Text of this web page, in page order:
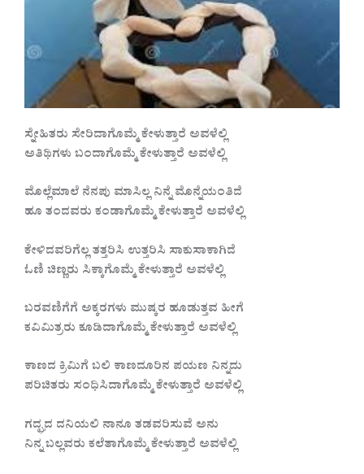
ಸ್ನೇಹಿತರು ಸೇರಿದಾಗೊಮ್ಮೆ ಕೇಳುತ್ತಾರೆ ಅವಳೆಲ್ಲಿ
ಅತಿಥಿಗಳು ಬಂದಾಗೊಮ್ಮೆ ಕೇಳುತ್ತಾರೆ ಅವಳೆಲ್ಲಿ
ಮೊಲ್ಲೆಮಾಲೆ ನೆನಪು ಮಾಸಿಲ್ಲ ನಿನ್ನೆ ಮೊನ್ನೆಯಂತಿದೆ
ಹೂ ತಂದವರು ಕಂಡಾಗೊಮ್ಮೆ ಕೇಳುತ್ತಾರೆ ಅವಳೆಲ್ಲಿ
ಕೇಳಿದವರಿಗೆಲ್ಲ ತತ್ತರಿಸಿ ಉತ್ತರಿಸಿ ಸಾಕುಸಾಕಾಗಿದೆ
ಓಣಿ ಚಿಣ್ಣರು ಸಿಕ್ಕಾಗೊಮ್ಮೆ ಕೇಳುತ್ತಾರೆ ಅವಳೆಲ್ಲಿ
ಬರವಣಿಗೆಗೆ ಅಕ್ಕರಗಳು ಮುಷ್ಕರ ಹೂಡುತ್ತವ ಹೀಗೆ
ಕವಿಮಿತ್ರರು ಕೂಡಿದಾಗೊಮ್ಮೆ ಕೇಳುತ್ತಾರೆ ಅವಳೆಲ್ಲಿ
ಕಾಣದ ಕ್ರಿಮಿಗೆ ಬಲಿ ಕಾಣದೂರಿನ ಪಯಣ ನಿನ್ನದು
ಪರಿಚಿತರು ಸಂಧಿಸಿದಾಗೊಮ್ಮೆ ಕೇಳುತ್ತಾರೆ ಅವಳೆಲ್ಲಿ
ಗದ್ಘದ ದನಿಯಲಿ ನಾನೂ ತಡವರಿಸುವೆ ಅನು
ನಿನ್ನ ಬಲ್ಲವರು ಕಲೆತಾಗೊಮ್ಮೆ ಕೇಳುತ್ತಾರೆ ಅವಳೆಲ್ಲಿ